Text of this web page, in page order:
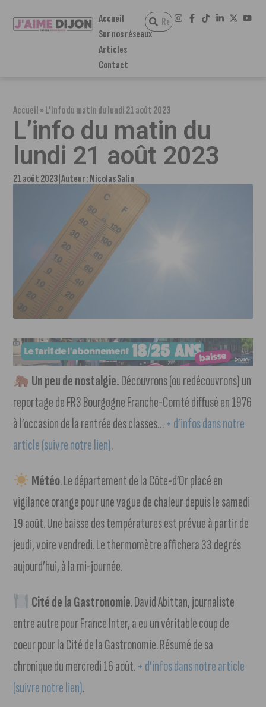
Accueil
Sur nos réseaux
Articles
Contact
Accueil»L’info du matin du lundi 21 août 2023
L’info du matin du
lundi 21 août 2023
21 août 2023 Auteur :Nicolas Salin
Un peu de nostalgie.Découvrons (ou redécouvrons) un
reportage de FR3 Bourgogne Franche-Comté diffusé en 1976
à l’occasion de la rentrée des classes…+ d’infos dans notre
article (suivre notre lien).
Météo. Le département de la Côte-d’Or placé en
vigilance orange pour une vague de chaleur depuis le samedi
19 août. Une baisse des températures est prévue à partir de
jeudi, voire vendredi. Le thermomètre affichera 33 degrés
aujourd’hui, à la mi-journée.
Cité de la Gastronomie. David Abittan, journaliste
entre autre pour France Inter, a eu un véritable coup de
coeur pour la Cité de la Gastronomie. Résumé de sa
chronique du mercredi 16 août.+ d’infos dans notre article
(suivre notre lien).